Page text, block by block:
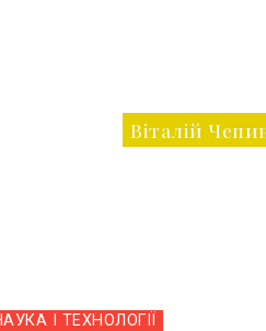
Віталій
І ТЕХНОЛОГІЇ